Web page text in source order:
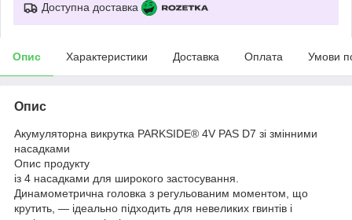
Доступна доставка
Опис Характеристики Доставка Оплата Умови
Опис
Акумуляторна викрутка PARKSIDE® 4V PAS D7 зі змінними
насадками
Опис продукту
із 4 насадками для широкого застосування.
Динамометрична головка з регульованим моментом, що
крутить, — ідеально підходить для невеликих гвинтів і